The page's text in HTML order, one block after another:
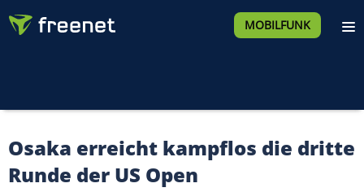
MOBILFUNK
Osaka erreicht kampflos die dritte
Runde der US Open